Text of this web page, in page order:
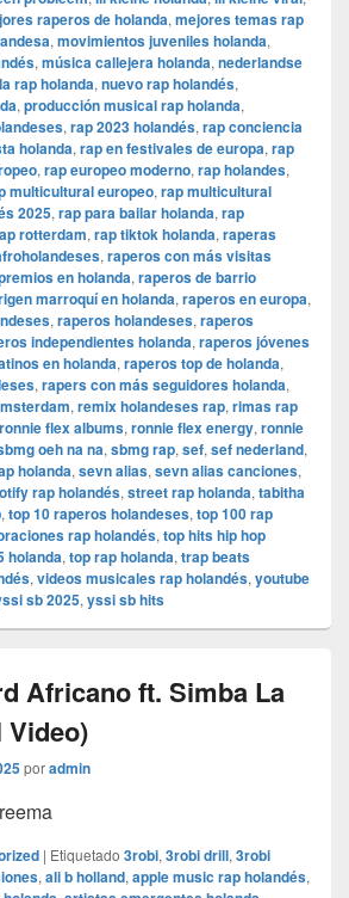
raperos de holanda, mejores temas rap
, movimientos juveniles holanda,
, música callejera holanda, nederlandse
rap holanda, nuevo rap holandés,
, producción musical rap holanda,
, rap 2023 holandés, rap conciencia
holanda, rap en festivales de europa, rap
, rap europeo moderno, rap holandes,
multicultural europeo, rap multicultural
2025, rap para bailar holanda, rap
rotterdam, rap tiktok holanda, raperas
, raperos con más visitas
en holanda, raperos de barrio
marroquí en holanda, raperos en europa,
, raperos holandeses, raperos
independientes holanda, raperos jóvenes
en holanda, raperos top de holanda,
, rapers con más seguidores holanda,
, remix holandeses rap, rimas rap
ronnie flex albums, ronnie flex energy, ronnie
oeh na na, sbmg rap, sef, sef nederland,
holanda, sevn alias, sevn alias canciones,
rap holandés, street rap holanda, tabitha
, top 10 raperos holandeses, top 100 rap
rap holandés, top hits hip hop
holanda, top rap holanda, trap beats
, videos musicales rap holandés, youtube
sb 2025, yssi sb hits
Africano ft. Simba La
Video)
poradmin
| Etiquetado 3robi, 3robi drill, 3robi
, ali b holland, apple music rap holandés,